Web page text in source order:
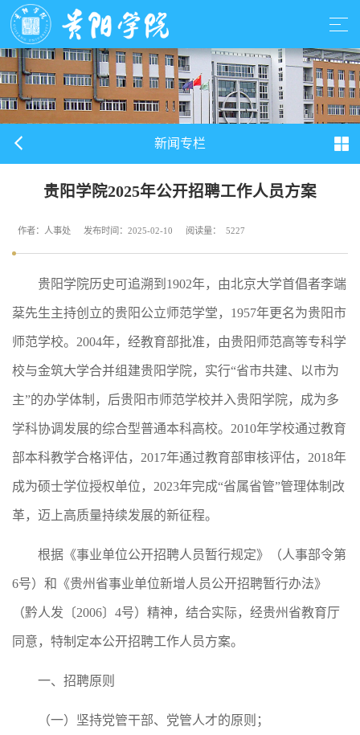
新闻专栏
贵阳学院2025年公开招聘工作人员方案
作者：人事处 发布时间：2025-02-10 阅读量： 5227
贵阳学院历史可追溯到1902年，由北京大学首倡者李端
棻先生主持创立的贵阳公立师范学堂，1957年更名为贵阳市
师范学校。2004年，经教育部批准，由贵阳师范高等专科学
校与金筑大学合并组建贵阳学院，实行“省市共建、以市为
主”的办学体制，后贵阳市师范学校并入贵阳学院，成为多
学科协调发展的综合型普通本科高校。2010年学校通过教育
部本科教学合格评估，2017年通过教育部审核评估，2018年
成为硕士学位授权单位，2023年完成“省属省管”管理体制改
革，迈上高质量持续发展的新征程。
根据《事业单位公开招聘人员暂行规定》（人事部令第
6号）和《贵州省事业单位新增人员公开招聘暂行办法》
（黔人发〔2006〕4号）精神，结合实际，经贵州省教育厅
同意，特制定本公开招聘工作人员方案。
一、招聘原则
（一）坚持党管干部、党管人才的原则；